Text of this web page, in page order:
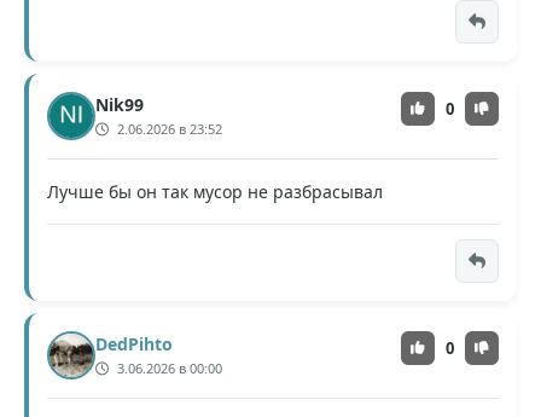
Nik99
2.06.2026 в 23:52
0
Лучше бы он так мусор не разбрасывал
DedPihto
3.06.2026 в 00:00
0